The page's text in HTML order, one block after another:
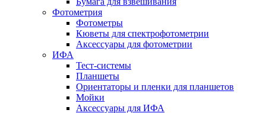
Фотометрия
Фотометры
Кюветы для спектрофотометрии
Аксессуары для фотометрии
ИФА
Тест-системы
Планшеты
Ориентаторы и пленки для планшетов
Мойки
Аксессуары для ИФА